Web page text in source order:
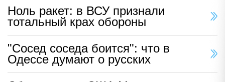
Ноль ракет: в ВСУ признали
тотальный крах обороны
"Сосед соседа боится": что в
Одессе думают о русских